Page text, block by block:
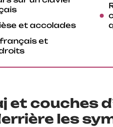
et accolades
et
et couches
les